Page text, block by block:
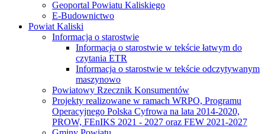
Geoportal Powiatu Kaliskiego
E-Budownictwo
Powiat Kaliski
Informacja o starostwie
Informacja o starostwie w tekście łatwym do
czytania ETR
Informacja o starostwie w tekście odczytywanym
maszynowo
Powiatowy Rzecznik Konsumentów
Projekty realizowane w ramach WRPO, Programu
Operacyjnego Polska Cyfrowa na lata 2014-2020,
PROW, FEnIKS 2021 - 2027 oraz FEW 2021-2027